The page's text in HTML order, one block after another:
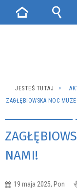
JESTEŚ TUTAJ
ZAGŁĘBIOWSKA NOC
NAMI!
19 maja 2025, Pon
Strona